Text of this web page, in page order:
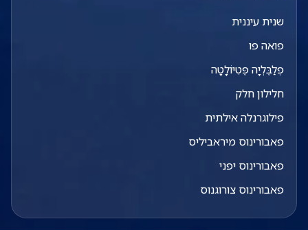
שנית עיננית
פואה פו
פְלַבֶּלְיָה פֶּטִיּוֹלָטָה
חלילון חלק
פילוגרנלה אילתית
פאבורינוס מיראביליס
פאבורינוס יפני
פאבורינוס צורוגנוס